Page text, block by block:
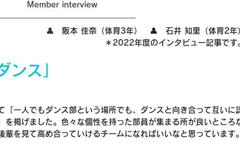
Member interview
👤
阪本 佳奈（体育3年）　👤　石井 知里（体育2年
＊2022年度のインタビュー記事です
ス」
「一人でもダンス部という場所でも、ダンスと向き合って互いに
を掲げました。色々な個性を持った部員が集まる所が良いところ
輩を見て高め合っていけるチームになればいいなと思っています